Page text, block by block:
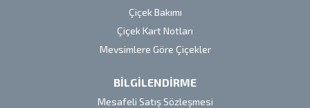
Çiçek Bakımı
Çiçek Kart Notları
Mevsimlere Göre Çiçekler
BİLGİLENDİRME
Mesafeli Satış Sözleşmesi